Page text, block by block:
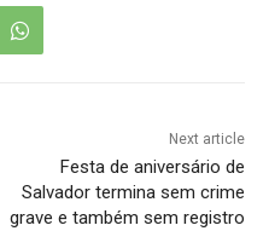
Next article
Festa de aniversário de
Salvador termina sem crime
grave e também sem registro